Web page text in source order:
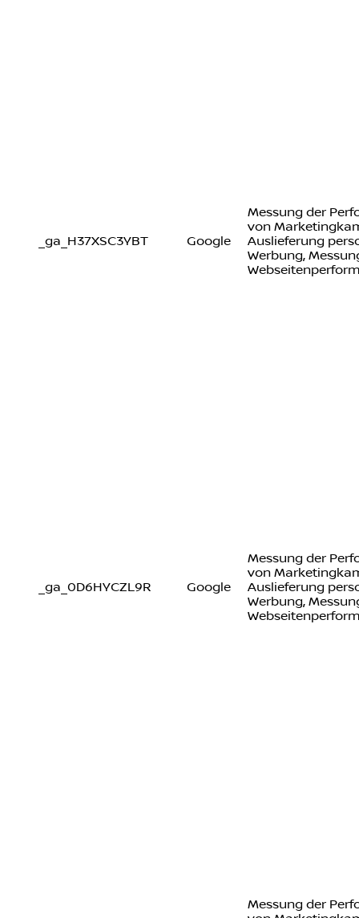
_ga_H37XSC3YBT Google
Messung der
von
Auslieferung
Werbung,
_ga_0D6HYCZL9R Google
Messung der
von
Auslieferung
Werbung,
Messung der